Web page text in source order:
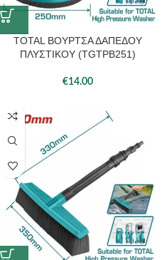
TOTAL ΒΟΥΡΤΣΑ ΔΑΠΕΔΟΥ
ΠΛΥΣΤΙΚΟΥ (TGTPB251)
€14.00